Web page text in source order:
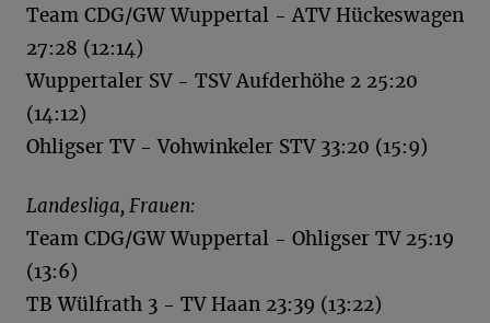
Team CDG/GW Wuppertal - ATV Hückeswagen
27:28 (12:14)
Wuppertaler SV - TSV Aufderhöhe 2 25:20
(14:12)
Ohligser TV - Vohwinkeler STV 33:20 (15:9)
Landesliga, Frauen:
Team CDG/GW Wuppertal - Ohligser TV 25:19
(13:6)
TB Wülfrath 3 - TV Haan 23:39 (13:22)